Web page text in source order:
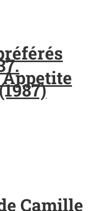
Appetite
Camille